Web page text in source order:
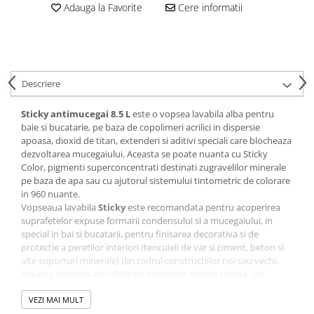
Polistiren extrudat
Oțel beton
Oțel beton fasonat
Oțel beton neted
Oțel beton striat
Panouri termoizolante
Panouri și plase de gard
Panou bordurat vopsit
Panou bordurat zincat
Plasă de gard sudată zincată
Plasă de gard împletită zincată
Plasă gard
Plasă de armare
Adauga la Favorite Cere informatii
Descriere
Stickyantimucegai 8.5 Leste o vopsea lavabila alba pentru
baie si bucatarie, pe baza de copolimeri acrilici in dispersie
apoasa, dioxid de titan, extenderi si aditivi speciali care blocheaza
dezvoltarea mucegaiului. Aceasta se poate nuanta cu Sticky
Color, pigmenti superconcentrati destinati zugravelilor minerale
pe baza de apa sau cu ajutorul sistemului tintometric de colorare
in 960 nuante.
Vopseaua lavabila Stickyeste recomandata pentru acoperirea
suprafetelor expuse formarii condensului si a mucegaiului, in
special in bai si bucatarii, pentru finisarea decorativa si de
protectie a peretilor interiori (tencuieli de var si ciment, beton si
alte suporturi minerale) din cadrul constructiilor noi sau vechi.
aderenta buna la suportul pregatit corespunzator si rezistenta la
mucegai si fungi.
VEZI MAI MULT